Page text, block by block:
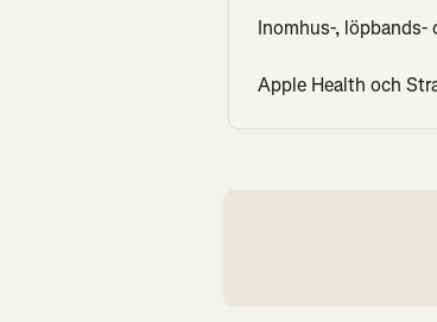
Inomhus-,
Apple Health och